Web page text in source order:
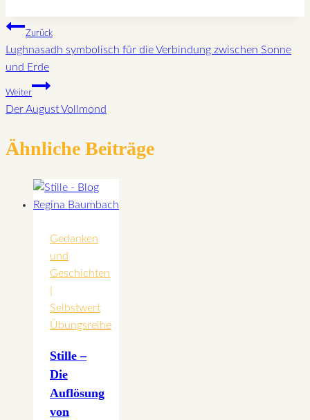
Beitragsnavigation
Zurück
Lughnasadh symbolisch für die Verbindung zwischen Sonne
und Erde
Weiter
Der August Vollmond
Ähnliche Beiträge
Gedanken
und
Geschichten
Selbstwert
Übungsreihe
Stille –
Die
Auflösung
von